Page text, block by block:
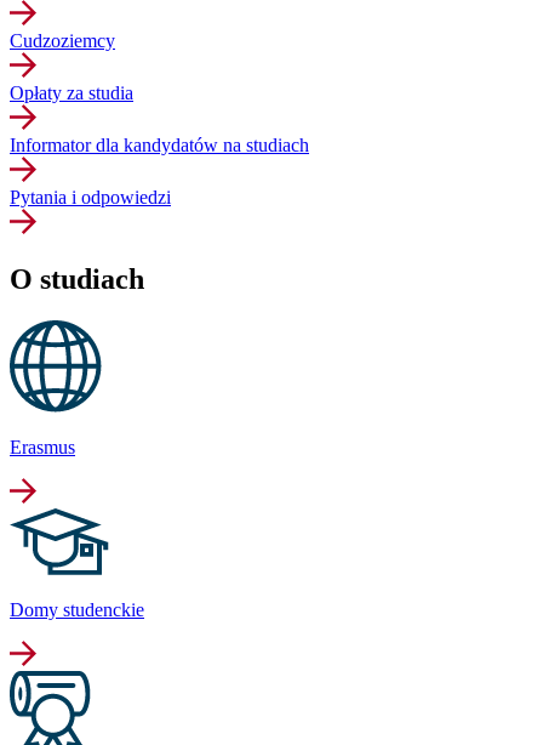
Cudzoziemcy
Opłaty za studia
Informator dla kandydatów na studiach
Pytania i odpowiedzi
O studiach
Erasmus
Domy studenckie